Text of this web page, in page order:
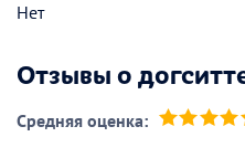
Нет
Отзывы о
Средняя оценка: